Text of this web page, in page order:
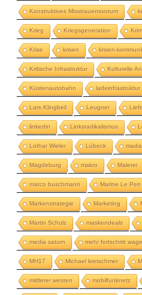
Konstruktives Misstrauensvotum
Krieg Kriegsgeneration Krim
Krise krisen krisen-
Kritische Infrastruktur Kulturelle
Küstenautobahn ladeinfrastruktur
Lars Klingbeil Leugner
linkedin Linksradikalismus
Lothar Wieler Lübeck
Magdeburg makro Malerei
marco buschmann Marine Le Pen
Markenstrategie Marketing
Martin Schulz maskendeals
media saturn mehr fortschritt
MH17 Michael kretschmer
mittlerer westen mobilfunknetz